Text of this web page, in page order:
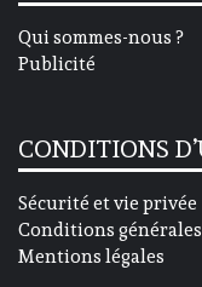
Qui sommes-nous ?
Publicité
CONDITIONS
Sécurité et vie privée
Conditions
Mentions légales